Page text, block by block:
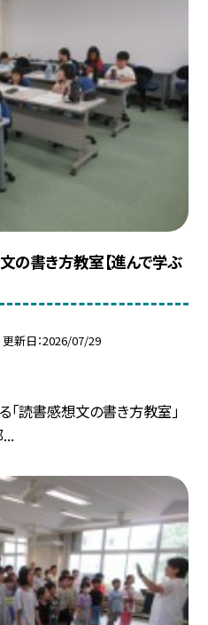
の書き方教室【進んで学ぶ
更新日 2026/07/29
「読書感想文の書き方教室」